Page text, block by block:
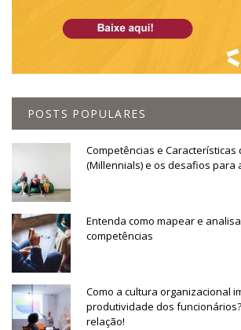
POSTS POPULARES
Competências e Características
(Millennials) e os desafios para
Entenda como mapear e
competências
Como a cultura organizacional
produtividade dos
relação!